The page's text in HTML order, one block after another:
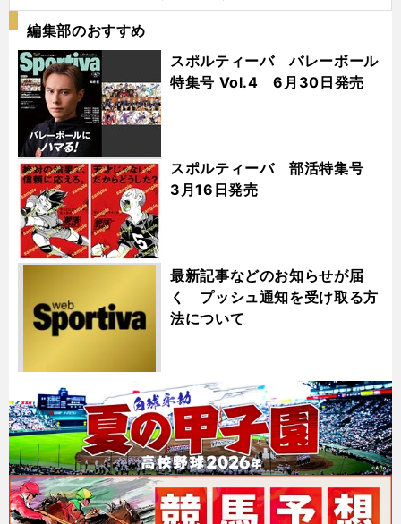
編集部のおすすめ
スポルティーバ バレーボール
特集号 Vol.4 6月30日発売
スポルティーバ 部活特集号
3月16日発売
最新記事などのお知らせが届
く プッシュ通知を受け取る方
法について